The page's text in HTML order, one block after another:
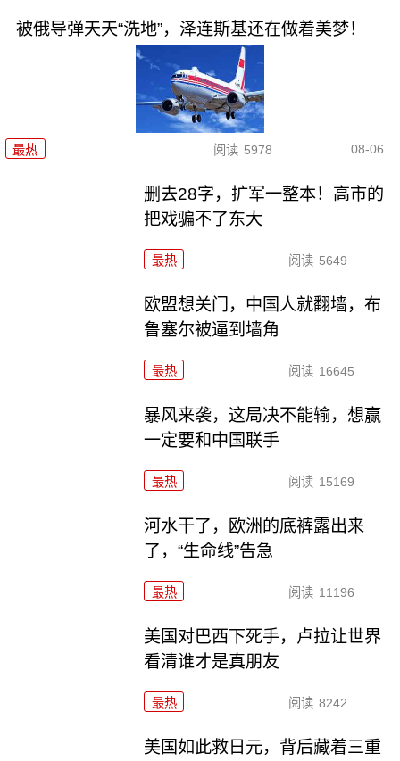
被俄导弹天天“洗地”，泽连斯基还在做着美梦！
最热 阅读 5978 08-06
删去28字，扩军一整本！高市的
把戏骗不了东大
最热 阅读 5649
欧盟想关门，中国人就翻墙，布
鲁塞尔被逼到墙角
最热 阅读 16645
暴风来袭，这局决不能输，想赢
一定要和中国联手
最热 阅读 15169
河水干了，欧洲的底裤露出来
了，“生命线”告急
最热 阅读 11196
美国对巴西下死手，卢拉让世界
看清谁才是真朋友
最热 阅读 8242
美国如此救日元，背后藏着三重